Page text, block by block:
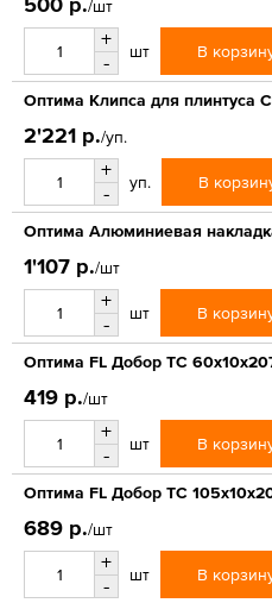
/шт
+
-
шт В
Оптима Клипса для плинтуса
2'221 р./уп.
+
-
уп. В
Оптима Алюминиевая
1'107 р./шт
+
-
шт В
Оптима FL Добор ТС
419 р./шт
+
-
шт В
Оптима FL Добор ТС
689 р./шт
+
-
шт В